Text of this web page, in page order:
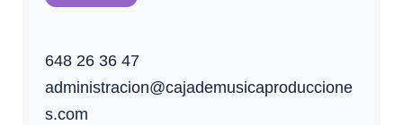
648 26 36 47
administracion@cajademusicaproduccione
s.com